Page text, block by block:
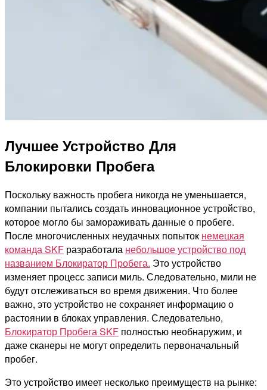
Лучшее Устройство Для
Блокировки Пробега
Поскольку важность пробега никогда не уменьшается,
компании пытались создать инновационное устройство,
которое могло бы замораживать данные о пробеге.
После многочисленных неудачных попыток немецкая
команда SKF разработала небольшое устройство под
названием Блокиратор Пробега. Это устройство
изменяет процесс записи миль. Следовательно, мили не
будут отслеживаться во время движения. Что более
важно, это устройство не сохраняет информацию о
растоянии в блоках управления. Следовательно,
Блокиратор Пробега SKF полностью необнаружим, и
даже сканеры не могут определить первоначальный
пробег.
Это устройство имеет несколько преимуществ на рынке: